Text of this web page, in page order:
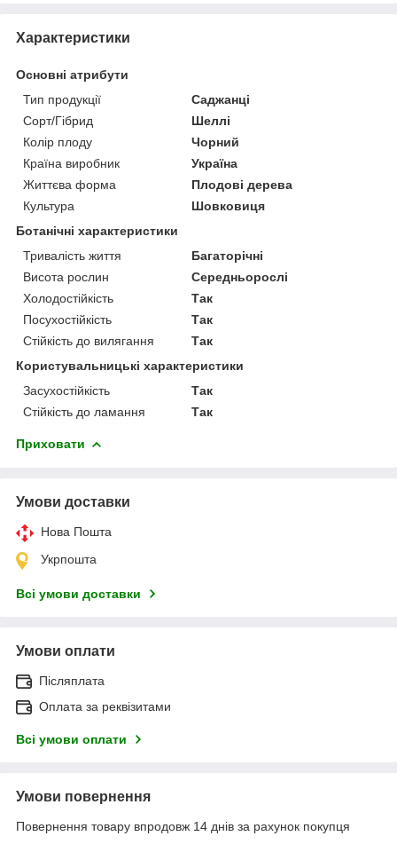
Характеристики
Основні атрибути
Тип продукції
Саджанці
Сорт/Гібрид
Шеллі
Колір плоду
Чорний
Країна виробник
Україна
Життєва форма
Плодові дерева
Культура
Шовковиця
Ботанічні характеристики
Тривалість життя
Багаторічні
Висота рослин
Середньорослі
Холодостійкість
Так
Посухостійкість
Так
Стійкість до вилягання
Так
Користувальницькі характеристики
Засухостійкість
Так
Стійкість до ламання
Так
Приховати
Умови доставки
Нова Пошта
Укрпошта
Всі умови доставки
Умови оплати
Післяплата
Оплата за реквізитами
Всі умови оплати
Умови повернення
Повернення товару впродовж 14 днів за рахунок покупця